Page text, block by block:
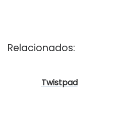
Relacionados:
Twistpad